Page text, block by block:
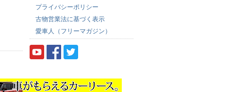
プライバシーポリシー
古物営業法に基づく表示
愛車人（フリーマガジン）